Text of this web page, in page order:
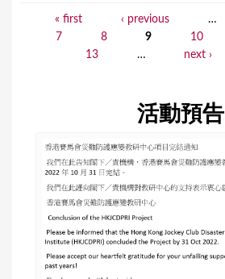
« first ‹ previous …
7
8 9 10
13
… next ›
活動預告